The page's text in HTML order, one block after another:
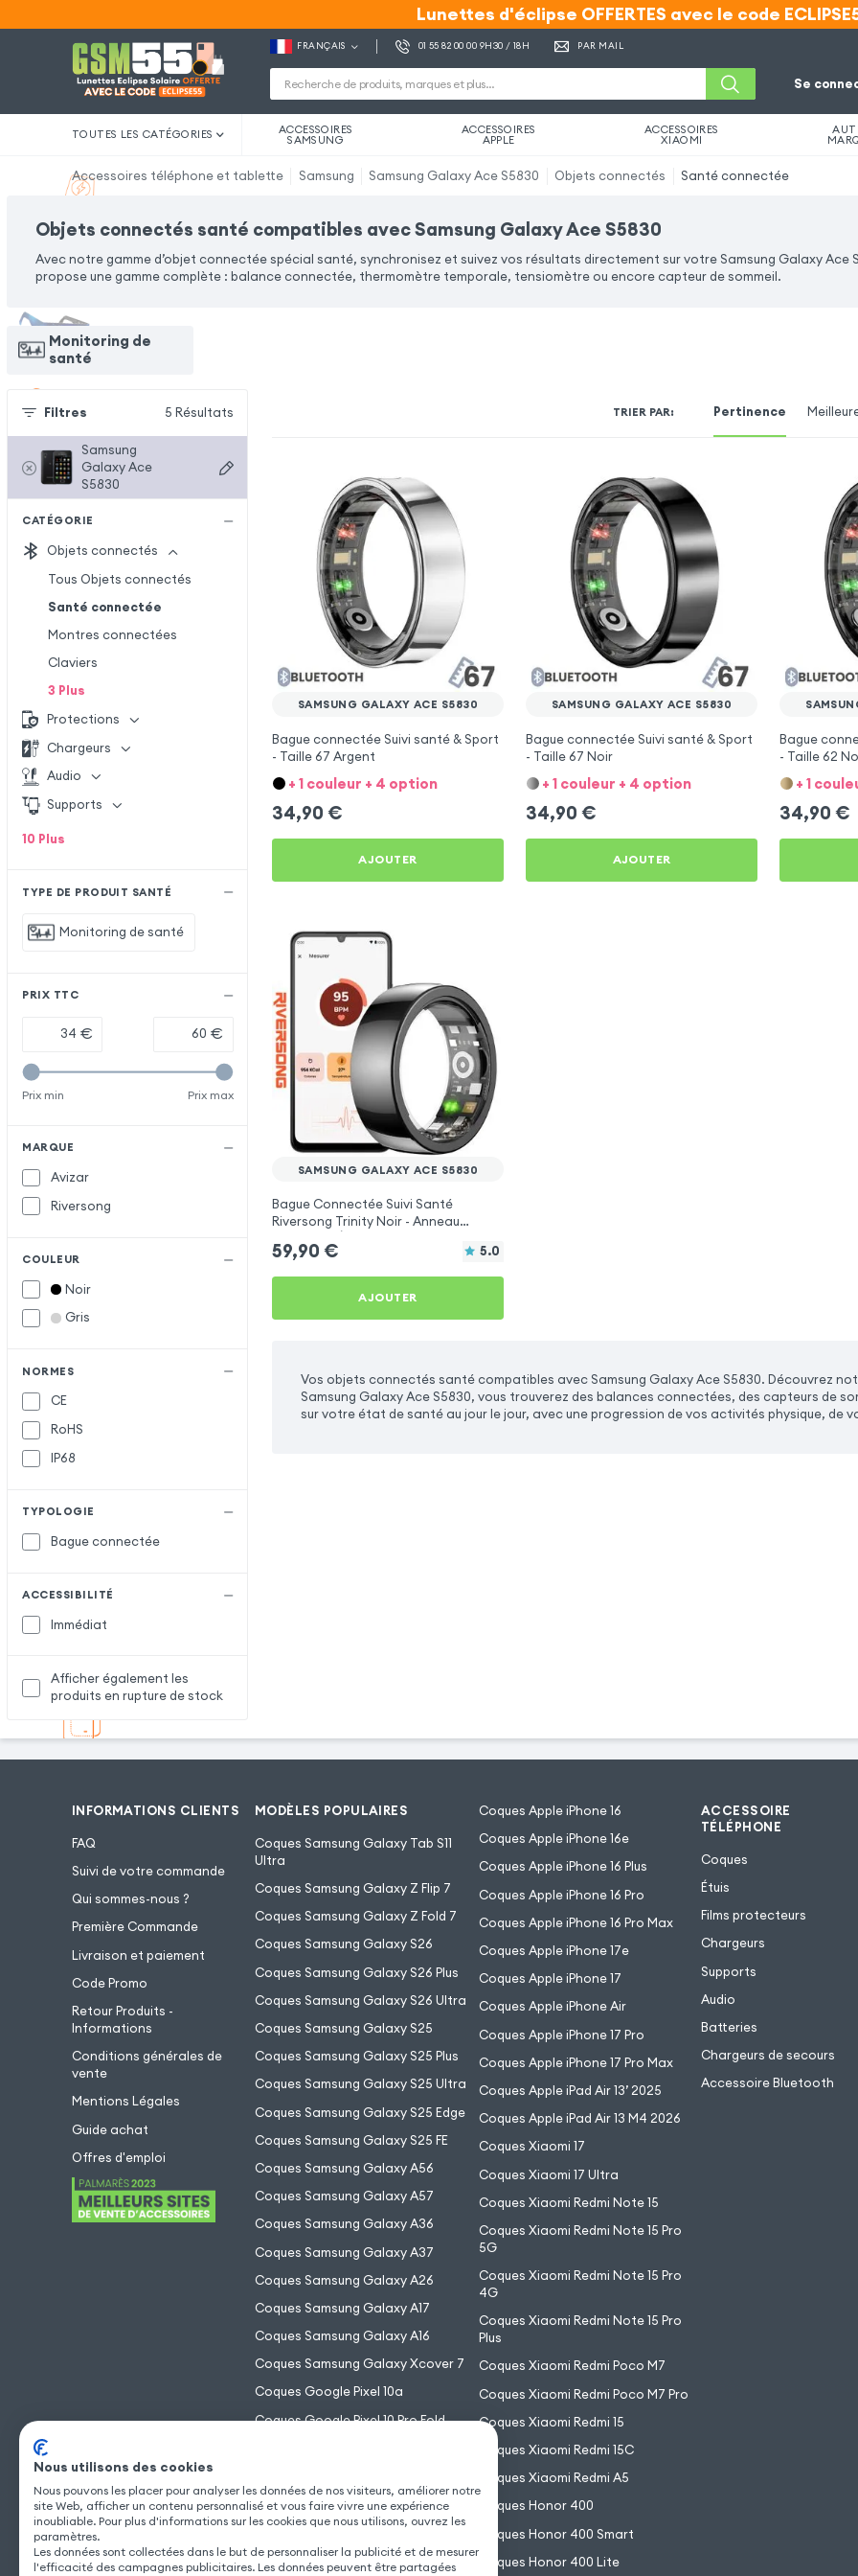
Lunettes d'éclipse OFFERTES avec le code
Lunettes d'éclipse OFFERTES avec le code
FRANÇAIS 01 55 82 00 00 9H30 / 18H PAR MAIL
Se
TOUTES LES CATÉGORIES ACCESSOIRES
SAMSUNG
ACCESSOIRES
APPLE
ACCESSOIRES
XIAOMI
Accessoires téléphone et tablette Samsung Samsung Galaxy Ace S5830 Objets connectés Santé connectée
Objets connectés santé compatibles avec Samsung Galaxy Ace S5830
Avec notre gamme d’objet connectée spécial santé, synchronisez et suivez vos résultats directement sur votre Samsung Galaxy Ace
propose une gamme complète : balance connectée, thermomètre temporale, tensiomètre ou encore capteur de sommeil.
Monitoring de
santé
Filtres 5 Résultats
Samsung
Galaxy Ace
S5830
CATÉGORIE
Objets connectés
Tous Objets connectés
Santé connectée
Montres connectées
Claviers
3 Plus
Protections
Chargeurs
Audio
Supports
10 Plus
TYPE DE PRODUIT SANTÉ
Monitoring de santé
PRIX TTC
€ €
Prix min Prix max
MARQUE
Avizar
Riversong
COULEUR
Noir
Gris
NORMES
CE
RoHS
IP68
TYPOLOGIE
Bague connectée
ACCESSIBILITÉ
Immédiat
Afficher également les
produits en rupture de stock
TRIER PAR: Pertinence
SAMSUNG GALAXY ACE S5830
Bague connectée Suivi santé & Sport
- Taille 67 Argent
+ 1 couleur + 4 option
34,90 €
AJOUTER
SAMSUNG GALAXY ACE S5830
Bague connectée Suivi santé & Sport
- Taille 67 Noir
+ 1 couleur + 4 option
34,90 €
AJOUTER
Bague
- Taille 62
+ 1
34,90 €
SAMSUNG GALAXY ACE S5830
Bague Connectée Suivi Santé
Riversong Trinity Noir - Anneau
59,90 € 5.0
AJOUTER
Vos objets connectés santé compatibles avec Samsung Galaxy Ace S5830. Découvrez
Samsung Galaxy Ace S5830, vous trouverez des balances connectées, des capteurs de
sur votre état de santé au jour le jour, avec une progression de vos activités physique, de
INFORMATIONS CLIENTS
FAQ
Suivi de votre commande
Qui sommes-nous ?
Première Commande
Livraison et paiement
Code Promo
Retour Produits -
Informations
Conditions générales de
vente
Mentions Légales
Guide achat
Offres d'emploi
MODÈLES POPULAIRES
Coques Samsung Galaxy Tab S11
Ultra
Coques Samsung Galaxy Z Flip 7
Coques Samsung Galaxy Z Fold 7
Coques Samsung Galaxy S26
Coques Samsung Galaxy S26 Plus
Coques Samsung Galaxy S26 Ultra
Coques Samsung Galaxy S25
Coques Samsung Galaxy S25 Plus
Coques Samsung Galaxy S25 Ultra
Coques Samsung Galaxy S25 Edge
Coques Samsung Galaxy S25 FE
Coques Samsung Galaxy A56
Coques Samsung Galaxy A57
Coques Samsung Galaxy A36
Coques Samsung Galaxy A37
Coques Samsung Galaxy A26
Coques Samsung Galaxy A17
Coques Samsung Galaxy A16
Coques Samsung Galaxy Xcover 7
Coques Google Pixel 10a
Coques Google Pixel 10 Pro Fold
Coques Google Pixel 10
Coques Apple iPhone 16
Coques Apple iPhone 16e
Coques Apple iPhone 16 Plus
Coques Apple iPhone 16 Pro
Coques Apple iPhone 16 Pro Max
Coques Apple iPhone 17e
Coques Apple iPhone 17
Coques Apple iPhone Air
Coques Apple iPhone 17 Pro
Coques Apple iPhone 17 Pro Max
Coques Apple iPad Air 13’ 2025
Coques Apple iPad Air 13 M4 2026
Coques Xiaomi 17
Coques Xiaomi 17 Ultra
Coques Xiaomi Redmi Note 15
Coques Xiaomi Redmi Note 15 Pro
5G
Coques Xiaomi Redmi Note 15 Pro
4G
Coques Xiaomi Redmi Note 15 Pro
Plus
Coques Xiaomi Redmi Poco M7
Coques Xiaomi Redmi Poco M7 Pro
Coques Xiaomi Redmi 15
Coques Xiaomi Redmi 15C
Coques Xiaomi Redmi A5
Coques Honor 400
Coques Honor 400 Smart
Coques Honor 400 Lite
ACCESSOIRE
TÉLÉPHONE
Coques
Étuis
Films protecteurs
Chargeurs
Supports
Audio
Batteries
Chargeurs de secours
Accessoire Bluetooth
Nous utilisons des cookies
Nous pouvons les placer pour analyser les données de nos visiteurs, améliorer notre
site Web, afficher un contenu personnalisé et vous faire vivre une expérience
inoubliable. Pour plus d'informations sur les cookies que nous utilisons, ouvrez les
paramètres.
Les données sont collectées dans le but de personnaliser la publicité et de mesurer
l'efficacité des campagnes publicitaires. Les données peuvent être partagées